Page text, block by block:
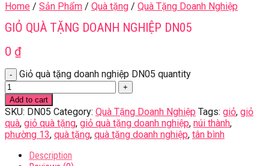
Home / Sản Phẩm / Quà tặng / Quà Tặng Doanh Nghiệp
GIỎ QUÀ TẶNG DOANH NGHIỆP DN05
0 ₫
Giỏ quà tặng doanh nghiệp DN05 quantity
Add to cart
SKU: DN05 Category: Quà Tặng Doanh Nghiệp Tags: giỏ, giỏ
quà, giỏ quà tặng, giỏ quà tặng doanh nghiệp, núi thành,
phường 13, quà tặng, quà tặng doanh nghiệp, tân bình
Description